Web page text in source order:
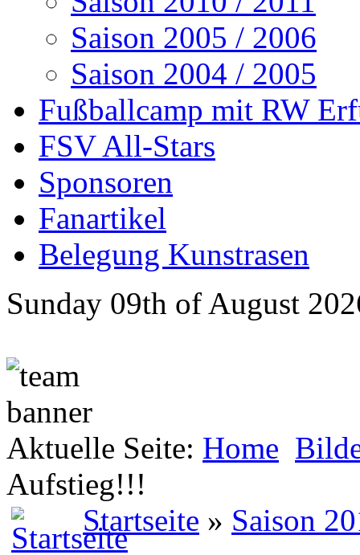
Saison 2005 / 2006
Saison 2004 / 2005
Fußballcamp mit RW
FSV All-Stars
Sponsoren
Fanartikel
Belegung Kunstrasen
Sunday 09th of August
Aktuelle Seite: Home
Aufstieg!!!
Startseite » Saison